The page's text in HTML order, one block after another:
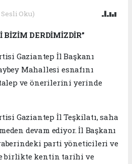
Oku)
DERDİMİZDİR”
Gaziantep İl Başkanı
Mahallesi esnafını
ve önerilerini yerinde
Gaziantep İl Teşkilatı, saha
devam ediyor. İl Başkanı
parti yöneticileri ve
birlikte kentin tarihi ve